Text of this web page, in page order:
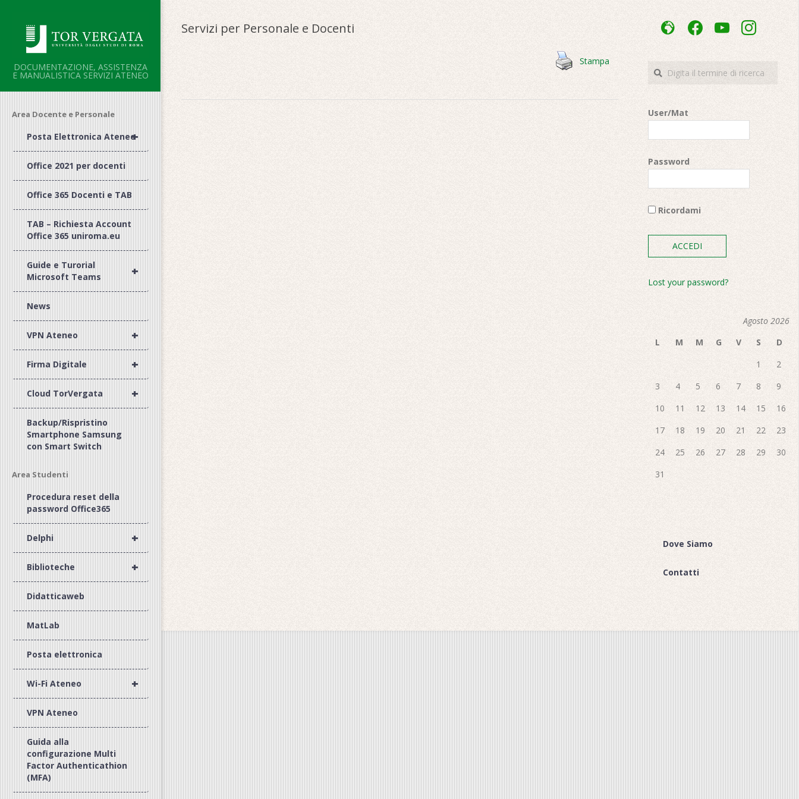
contenuto
DOCUMENTAZIONE, ASSISTENZA
E MANUALISTICA SERVIZI ATENEO
Area Docente e Personale
+
Posta Elettronica Ateneo
Office 2021 per docenti
Office 365 Docenti e TAB
TAB – Richiesta Account
Office 365 uniroma.eu
+
Guide e Turorial
Microsoft Teams
News
+
VPN Ateneo
+
Firma Digitale
+
Cloud TorVergata
Backup/Rispristino
Smartphone Samsung
con Smart Switch
Area Studenti
Procedura reset della
password Office365
+
Delphi
+
Biblioteche
Didatticaweb
MatLab
Posta elettronica
+
Wi-Fi Ateneo
VPN Ateneo
Guida alla
configurazione Multi
Factor Authenticathion
(MFA)
Servizi per Personale e Docenti
Stampa
admin-
facebookyoutubeinstagram
Cerca
User/Mat
Password
Ricordami
Lost your password?
Agosto 2026
L
M M G V S
D
1
2
3
4 5 6 7 8
9
10
11 12 13 14 15
16
17
18 19 20 21 22
23
24
25 26 27 28 29
30
31
Dove Siamo
Contatti